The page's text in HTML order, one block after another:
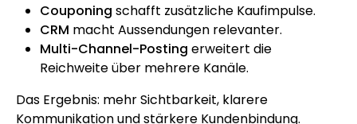
Couponing schafft zusätzliche Kaufimpulse.
CRM macht Aussendungen relevanter.
Multi-Channel-Posting erweitert die
Reichweite über mehrere Kanäle.
Das Ergebnis: mehr Sichtbarkeit, klarere
Kommunikation und stärkere Kundenbindung.